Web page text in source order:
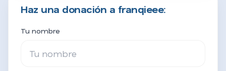
Haz una donación a franqieee:
Tu nombre